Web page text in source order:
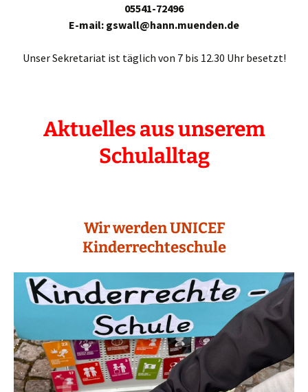
05541-72496
E-mail: gswall@hann.muenden.de
Unser Sekretariat ist täglich von 7 bis 12.30 Uhr besetzt!
Aktuelles aus unserem
Schulalltag
Wir werden UNICEF
Kinderrechteschule